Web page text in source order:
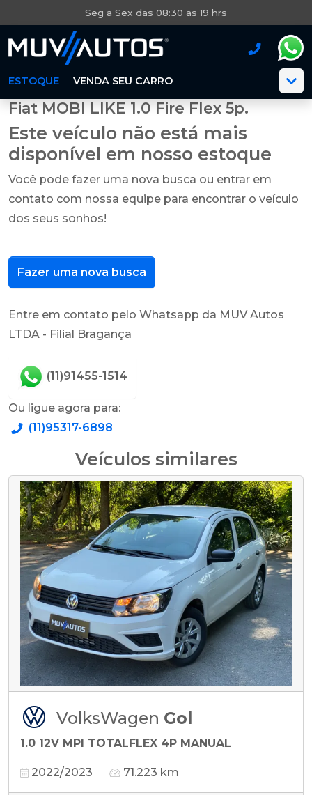
Seg a Sex das 08:30 as 19 hrs
ESTOQUE VENDA SEU CARRO
Fiat MOBI LIKE 1.0 Fire Flex 5p.
Este veículo não está mais
disponível em nosso estoque
Você pode fazer uma nova busca ou entrar em
contato com nossa equipe para encontrar o veículo
dos seus sonhos!
Fazer uma nova busca
Entre em contato pelo Whatsapp da MUV Autos
LTDA - Filial Bragança
(11)91455-1514
Ou ligue agora para:
(11)95317-6898
Veículos similares
VolksWagen Gol
1.0 12V MPI TOTALFLEX 4P MANUAL
2022/2023 71.223 km